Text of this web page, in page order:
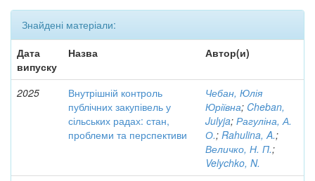
Знайдені матеріали:
Дата
випуску
Назва Автор(и)
2025
Внутрішній контроль
публічних закупівель у
сільських радах: стан,
проблеми та перспективи
Чебан, Юлія
Юріївна; Cheban,
Julyja; Рагуліна, А.
О.; Rahulina, A.;
Величко, Н. П.;
Velychko, N.